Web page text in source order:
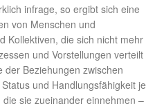
infrage, so ergibt sich eine
von Menschen und
Kollektiven, die sich nicht mehr
und Vorstellungen verteilt
der Beziehungen zwischen
und Handlungsfähigkeit je
sie zueinander einnehmen –